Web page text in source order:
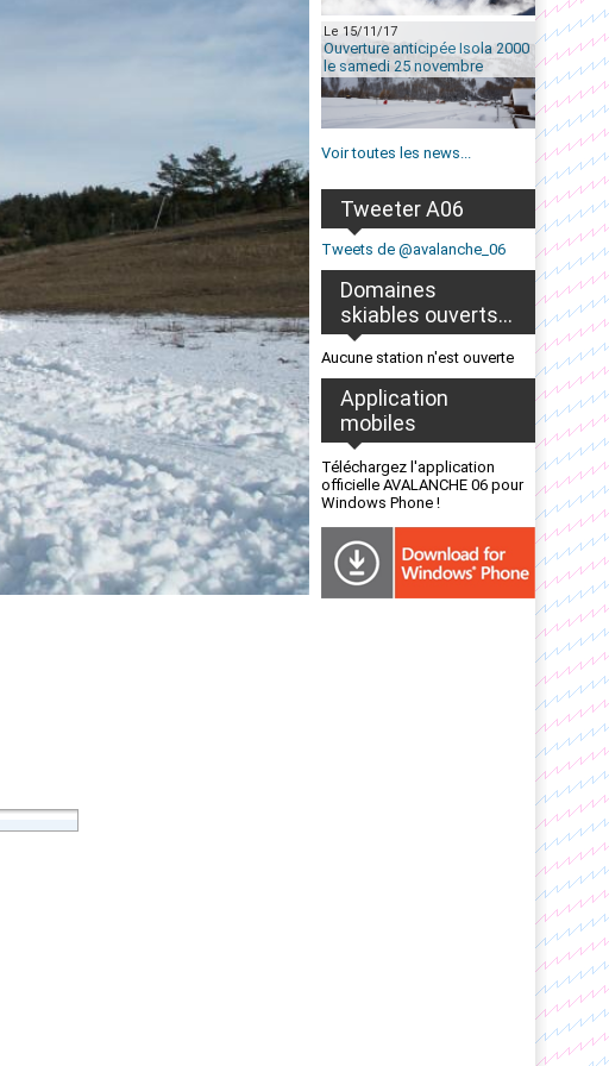
Le 15/11/17
Ouverture anticipée Isola 2000
le samedi 25 novembre
Voir toutes les news...
Tweeter A06
Tweets de @avalanche_06
Domaines
skiables ouverts...
Aucune station n'est ouverte
Application
mobiles
Téléchargez l'application
officielle AVALANCHE 06 pour
Windows Phone !